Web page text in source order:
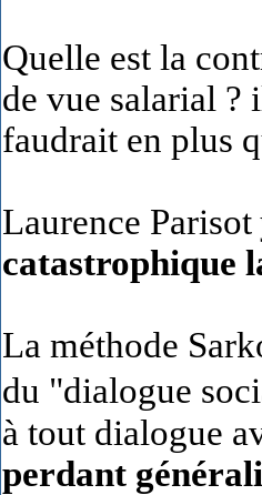
Quelle est la
de vue salarial ?
faudrait en plus
Laurence Parisot
catastrophique
La méthode
du "dialogue
à tout dialogue
perdant